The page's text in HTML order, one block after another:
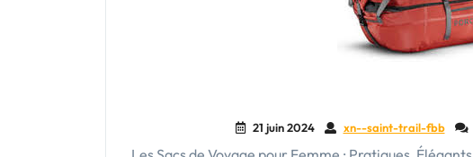
21 juin 2024 xn--saint-trail-fbb